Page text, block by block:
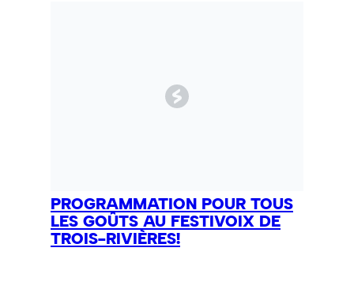
PROGRAMMATION POUR TOUS
LES GOÛTS AU FESTIVOIX DE
TROIS-RIVIÈRES!